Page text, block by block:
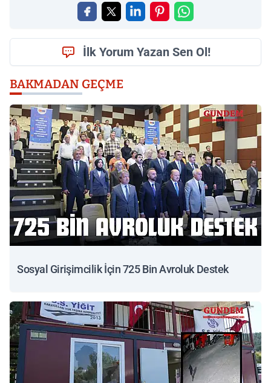
İlk Yorum Yazan Sen Ol!
BAKMADAN GEÇME
Sosyal Girişimcilik İçin 725 Bin Avroluk Destek